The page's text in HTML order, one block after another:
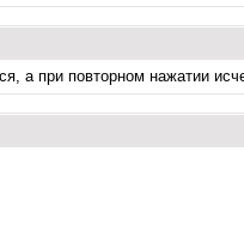
а при повторном нажатии